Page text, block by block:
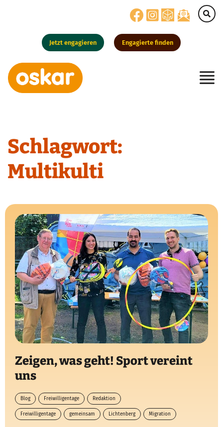
Jetzt engagieren Engagierte finden
Hauptnavigation
Schlagwort:
Multikulti
Zeigen, was geht! Sport vereint
uns
Blog Freiwilligentage Redaktion
Freiwilligentage gemeinsam Lichtenberg Migration